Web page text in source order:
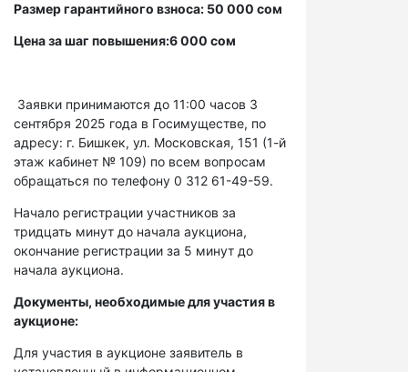
Размер гарантийного взноса: 50 000 сом
Цена за шаг повышения:6 000 сом
Заявки принимаются до 11:00 часов 3
сентября 2025 года в Госимуществе, по
адресу: г. Бишкек, ул. Московская, 151 (1-й
этаж кабинет № 109) по всем вопросам
обращаться по телефону 0 312 61-49-59.
Начало регистрации участников за
тридцать минут до начала аукциона,
окончание регистрации за 5 минут до
начала аукциона.
Документы, необходимые для участия в
аукционе:
Для участия в аукционе заявитель в